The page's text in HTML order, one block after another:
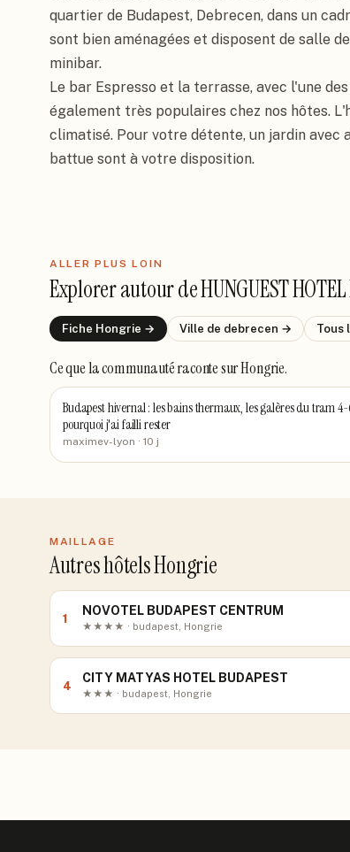
quartier de Budapest, Debrecen, dans un
sont bien aménagées et disposent de salle
minibar.
Le bar Espresso et la terrasse, avec l'une
également très populaires chez nos hôtes.
climatisé. Pour votre détente, un jardin avec
battue sont à votre disposition.
ALLER PLUS LOIN
Explorer autour deHUNGUEST
Fiche Hongrie → Ville de debrecen → Tous
Ce que la communauté racontesur Hongrie.
Budapest hivernal : les bains thermaux, les galères du tram 4-
pourquoi j'ai failli rester
maximev-lyon · 10 j
MAILLAGE
Autres hôtels Hongrie
1
NOVOTEL BUDAPEST CENTRUM
★★★★ · budapest, Hongrie
4
CITY MATYAS HOTEL BUDAPEST
★★★ · budapest, Hongrie